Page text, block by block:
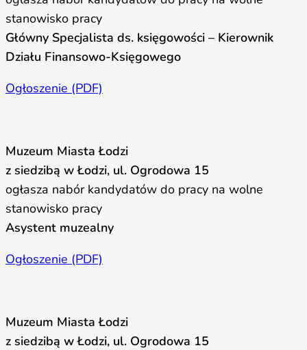
stanowisko pracy
Główny Specjalista ds. księgowości – Kierownik
Działu Finansowo-Księgowego
Ogłoszenie (PDF)
Muzeum Miasta Łodzi
z siedzibą w Łodzi, ul. Ogrodowa 15
ogłasza nabór kandydatów do pracy na wolne
stanowisko pracy
Asystent muzealny
Ogłoszenie (PDF)
Muzeum Miasta Łodzi
z siedzibą w Łodzi, ul. Ogrodowa 15